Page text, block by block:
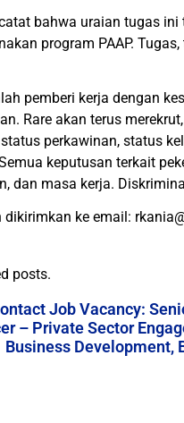
bahwa uraian tugas
program PAAP.
pemberi kerja dengan
Rare akan terus
perkawinan, status
keputusan terkait
dan masa kerja.
dikirimkan ke email:
posts.
Job Vacancy:
– Private Sector
Business Development,